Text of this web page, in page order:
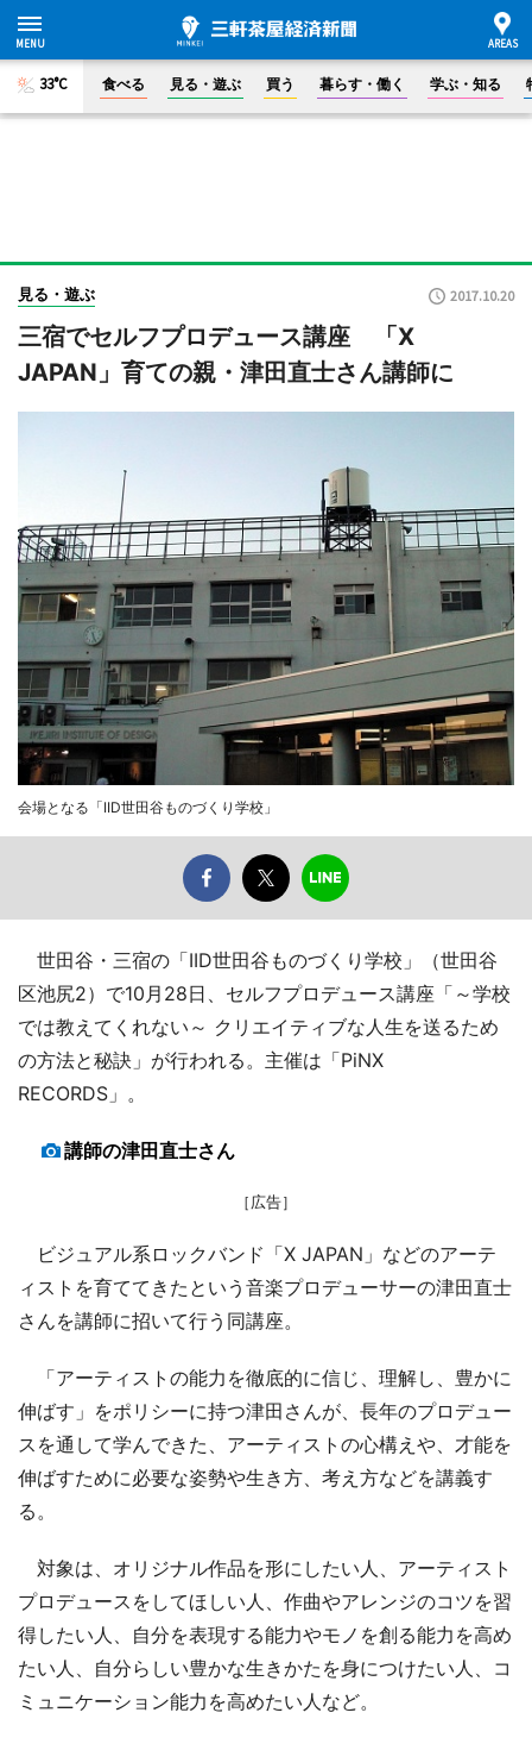
33°C 食べる 見る・遊ぶ 買う 暮らす・働く 学ぶ・知る
見る・遊ぶ 2017.10.20
三宿でセルフプロデュース講座 「X
JAPAN」育ての親・津田直士さん講師に
会場となる「IID世田谷ものづくり学校」
世田谷・三宿の「IID世田谷ものづくり学校」（世田谷
区池尻2）で10月28日、セルフプロデュース講座「～学校
では教えてくれない～ クリエイティブな人生を送るため
の方法と秘訣」が行われる。主催は「PiNX
RECORDS」。
講師の津田直士さん
［広告］
ビジュアル系ロックバンド「X JAPAN」などのアーテ
ィストを育ててきたという音楽プロデューサーの津田直士
さんを講師に招いて行う同講座。
「アーティストの能力を徹底的に信じ、理解し、豊かに
伸ばす」をポリシーに持つ津田さんが、長年のプロデュー
スを通して学んできた、アーティストの心構えや、才能を
伸ばすために必要な姿勢や生き方、考え方などを講義す
る。
対象は、オリジナル作品を形にしたい人、アーティスト
プロデュースをしてほしい人、作曲やアレンジのコツを習
得したい人、自分を表現する能力やモノを創る能力を高め
たい人、自分らしい豊かな生きかたを身につけたい人、コ
ミュニケーション能力を高めたい人など。